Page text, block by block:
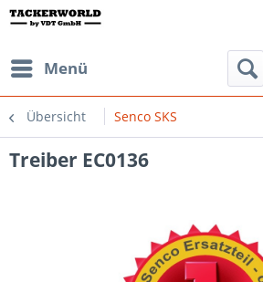
Menü
Übersicht Senco SKS
Treiber EC0136